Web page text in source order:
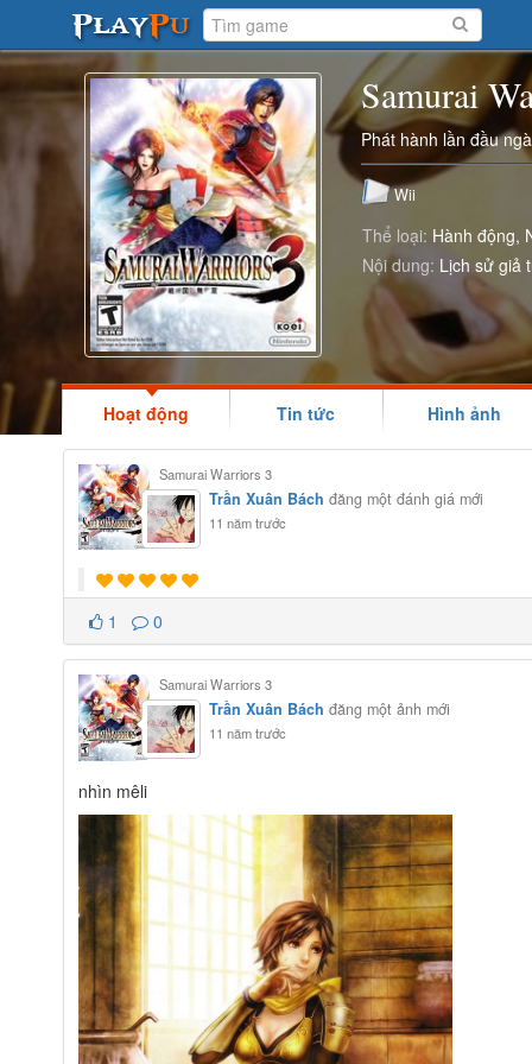
Samurai
Phát hành lần đầu
Wii
Thể loại: Hành động
Nội dung: Lịch sử giả
Hoạt động Tin tức Hình ảnh
Samurai Warriors 3
Trần Xuân Bách đăng một đánh giá mới
11 năm trước
1 0
Samurai Warriors 3
Trần Xuân Bách đăng một ảnh mới
11 năm trước
nhìn mêli